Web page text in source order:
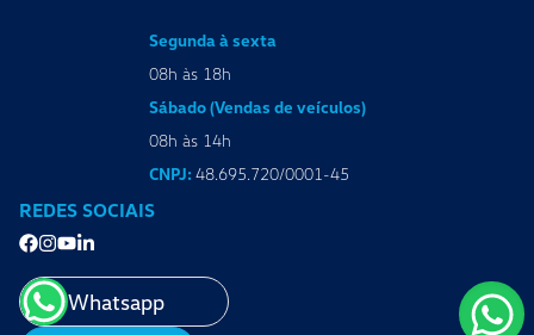
Segunda à sexta
08h às 18h
Sábado (Vendas de veículos)
08h às 14h
CNPJ: 48.695.720/0001-45
REDES SOCIAIS
Whatsapp